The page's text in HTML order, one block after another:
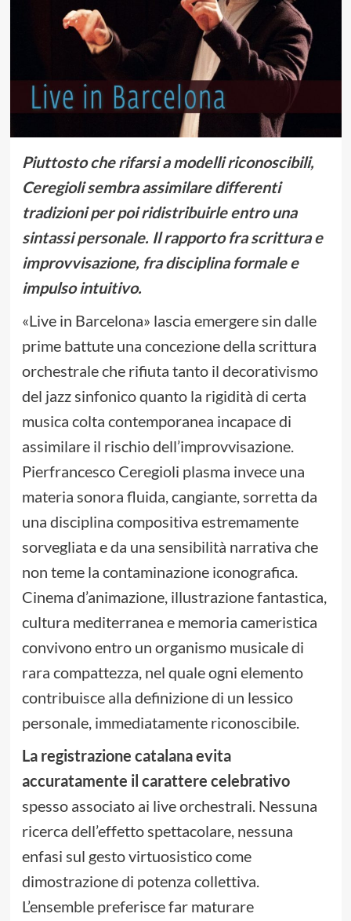
Piuttosto che rifarsi a modelli riconoscibili,
Ceregioli sembra assimilare differenti
tradizioni per poi ridistribuirle entro una
sintassi personale. Il rapporto fra scrittura e
improvvisazione, fra disciplina formale e
impulso intuitivo.
«Live in Barcelona» lascia emergere sin dalle
prime battute una concezione della scrittura
orchestrale che rifiuta tanto il decorativismo
del jazz sinfonico quanto la rigidità di certa
musica colta contemporanea incapace di
assimilare il rischio dell’improvvisazione.
Pierfrancesco Ceregioli plasma invece una
materia sonora fluida, cangiante, sorretta da
una disciplina compositiva estremamente
sorvegliata e da una sensibilità narrativa che
non teme la contaminazione iconografica.
Cinema d’animazione, illustrazione fantastica,
cultura mediterranea e memoria cameristica
convivono entro un organismo musicale di
rara compattezza, nel quale ogni elemento
contribuisce alla definizione di un lessico
personale, immediatamente riconoscibile.
La registrazione catalana evita
accuratamente il carattere celebrativo
spesso associato ai live orchestrali. Nessuna
ricerca dell’effetto spettacolare, nessuna
enfasi sul gesto virtuosistico come
dimostrazione di potenza collettiva.
L’ensemble preferisce far maturare